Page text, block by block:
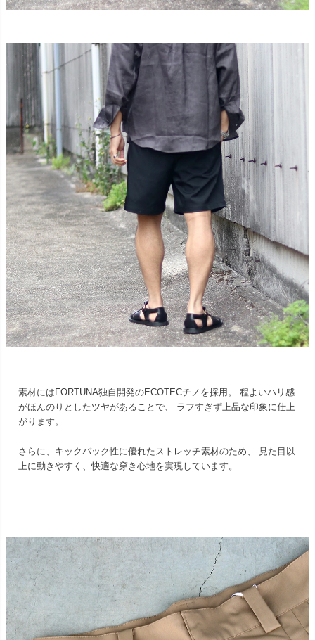
素材にはFORTUNA独自開発のECOTECチノを採用。 程よいハリ感
がほんのりとしたツヤがあることで、 ラフすぎず上品な印象に仕上
がります。
さらに、キックバック性に優れたストレッチ素材のため、 見た目以
上に動きやすく、快適な穿き心地を実現しています。